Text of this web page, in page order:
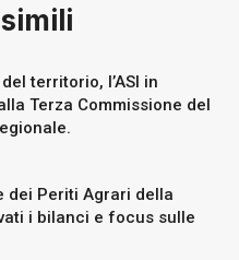
territorio, l’ASI in
Terza Commissione del
dei Periti Agrari della
i bilanci e focus sulle